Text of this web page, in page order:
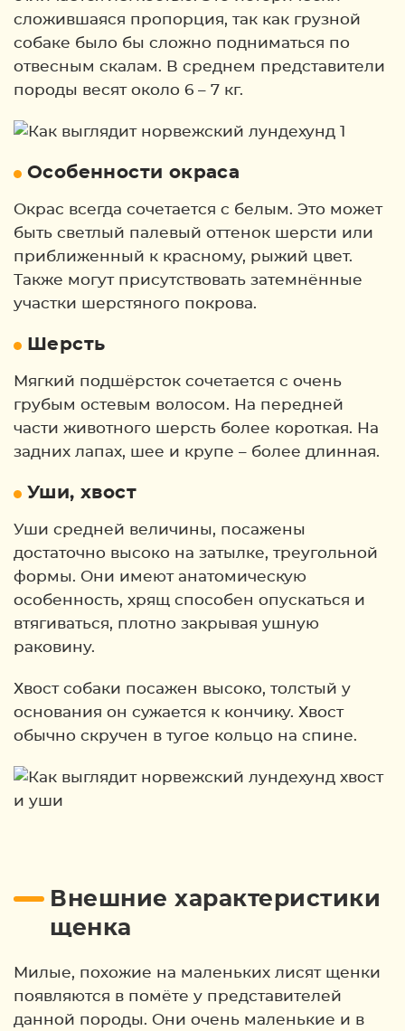
сложившаяся пропорция, так как грузной
собаке было бы сложно подниматься по
отвесным скалам. В среднем представители
породы весят около 6 – 7 кг.
Особенности окраса
Окрас всегда сочетается с белым. Это может
быть светлый палевый оттенок шерсти или
приближенный к красному, рыжий цвет.
Также могут присутствовать затемнённые
участки шерстяного покрова.
Шерсть
Мягкий подшёрсток сочетается с очень
грубым остевым волосом. На передней
части животного шерсть более короткая. На
задних лапах, шее и крупе – более длинная.
Уши, хвост
Уши средней величины, посажены
достаточно высоко на затылке, треугольной
формы. Они имеют анатомическую
особенность, хрящ способен опускаться и
втягиваться, плотно закрывая ушную
раковину.
Хвост собаки посажен высоко, толстый у
основания он сужается к кончику. Хвост
обычно скручен в тугое кольцо на спине.
Внешние характеристики
щенка
Милые, похожие на маленьких лисят щенки
появляются в помёте у представителей
данной породы. Они очень маленькие и в